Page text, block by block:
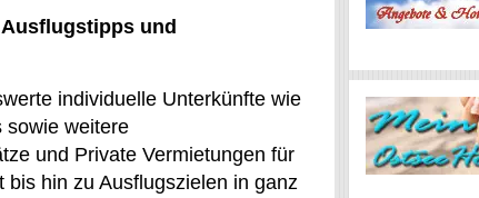
und
individuelle Unterkünfte wie
sowie weitere
und Private Vermietungen für
hin zu Ausflugszielen in ganz